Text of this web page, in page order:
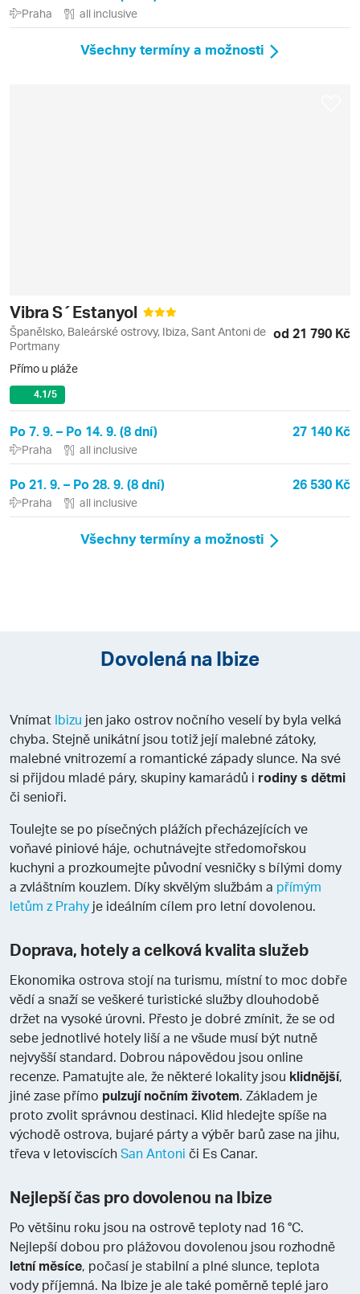
Praha all inclusive
Všechny termíny a možnosti
Vibra S´Estanyol
Španělsko, Baleárské ostrovy, Ibiza, Sant Antoni de
Portmany
od 21 790 Kč
Přímo u pláže
4.1/5
Po 7. 9. – Po 14. 9. (8 dní) 27 140 Kč
Praha all inclusive
Po 21. 9. – Po 28. 9. (8 dní) 26 530 Kč
Praha all inclusive
Všechny termíny a možnosti
Dovolená na Ibize
Vnímat Ibizu jen jako ostrov nočního veselí by byla velká
chyba. Stejně unikátní jsou totiž její malebné zátoky,
malebné vnitrozemí a romantické západy slunce. Na své
si přijdou mladé páry, skupiny kamarádů i rodiny s dětmi
či senioři.
Toulejte se po písečných plážích přecházejících ve
voňavé piniové háje, ochutnávejte středomořskou
kuchyni a prozkoumejte původní vesničky s bílými domy
a zvláštním kouzlem. Díky skvělým službám a přímým
letům z Prahy je ideálním cílem pro letní dovolenou.
Doprava, hotely a celková kvalita služeb
Ekonomika ostrova stojí na turismu, místní to moc dobře
vědí a snaží se veškeré turistické služby dlouhodobě
držet na vysoké úrovni. Přesto je dobré zmínit, že se od
sebe jednotlivé hotely liší a ne všude musí být nutně
nejvyšší standard. Dobrou nápovědou jsou online
recenze. Pamatujte ale, že některé lokality jsou klidnější,
jiné zase přímo pulzují nočním životem. Základem je
proto zvolit správnou destinaci. Klid hledejte spíše na
východě ostrova, bujaré párty a výběr barů zase na jihu,
třeva v letoviscích San Antoni či Es Canar.
Nejlepší čas pro dovolenou na Ibize
Po většinu roku jsou na ostrově teploty nad 16 °C.
Nejlepší dobou pro plážovou dovolenou jsou rozhodně
letní měsíce, počasí je stabilní a plné slunce, teplota
vody příjemná. Na Ibize je ale také poměrně teplé jaro